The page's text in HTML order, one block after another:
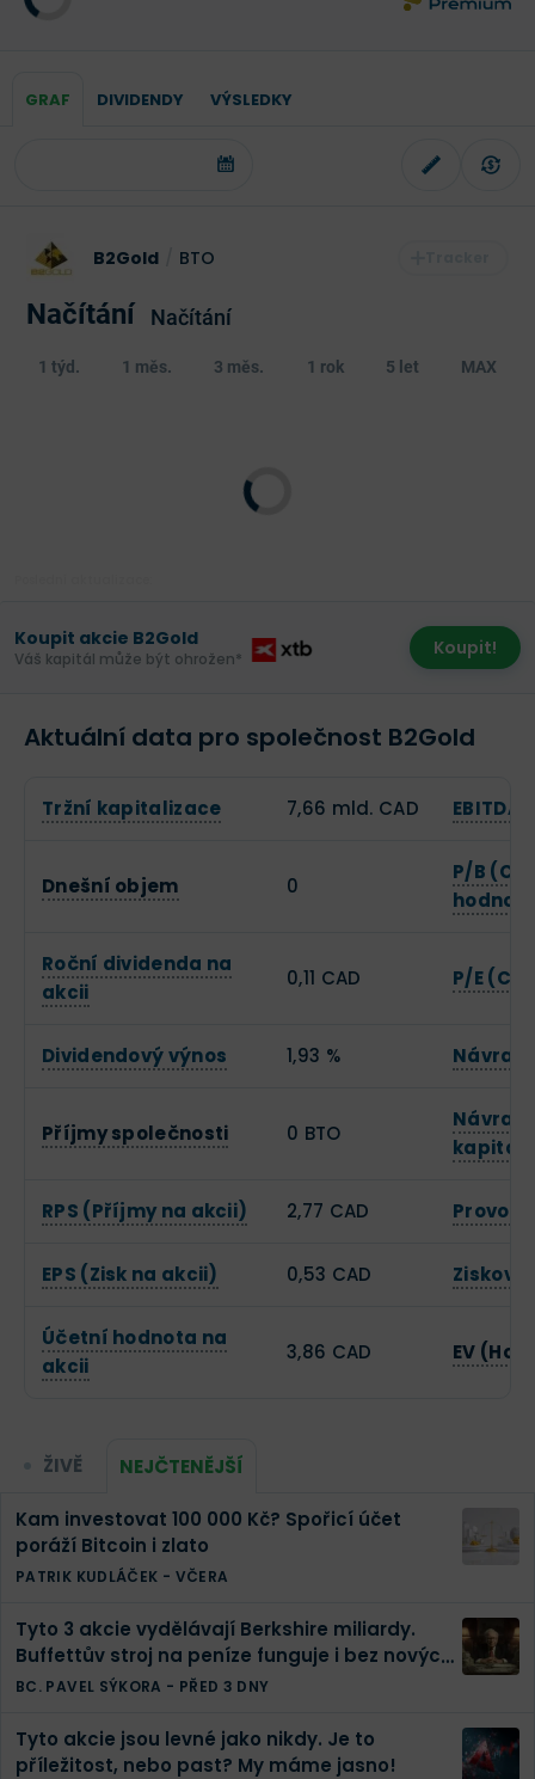
GRAF DIVIDENDY VÝSLEDKY
B2Gold BTO
Načítání Načítání
1 týd. 1 měs. 3 měs. 1 rok 5 let MAX
Koupit akcie B2Gold
Váš kapitál může být ohrožen* Koupit!
Aktuální data pro společnost B2Gold
Tržní kapitalizace 7,66 mld. CAD EBITDA
Dnešní objem 0
P/B
Roční dividenda na
akcii
0,11 CAD P/E
Dividendový výnos 1,93 %
Příjmy společnosti 0 BTO
RPS (Příjmy na akcii) 2,77 CAD
EPS (Zisk na akcii) 0,53 CAD Zisková
Účetní hodnota na
akcii
3,86 CAD EV
ŽIVĚ NEJČTENĚJŠÍ
Kam investovat 100 000 Kč? Spořicí účet
poráží Bitcoin i zlato
PATRIK KUDLÁČEK - VČERA
Tyto 3 akcie vydělávají Berkshire miliardy.
Buffettův stroj na peníze funguje i bez nových
investic
BC. PAVEL SÝKORA - PŘED 3 DNY
Tyto akcie jsou levné jako nikdy. Je to
příležitost, nebo past? My máme jasno!